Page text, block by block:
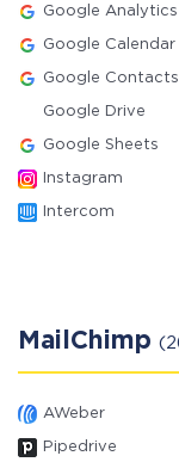
Google Analytics
Google Calendar
Google Contacts
Google Drive
Google Sheets
Instagram
Intercom
MailChimp
AWeber
Pipedrive